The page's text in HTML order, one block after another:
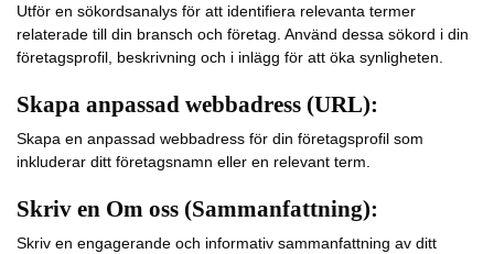
Utför en sökordsanalys för att identifiera relevanta termer
relaterade till din bransch och företag. Använd dessa sökord i din
företagsprofil, beskrivning och i inlägg för att öka synligheten.
Skapa anpassad webbadress (URL):
Skapa en anpassad webbadress för din företagsprofil som
inkluderar ditt företagsnamn eller en relevant term.
Skriv en Om oss (Sammanfattning):
Skriv en engagerande och informativ sammanfattning av ditt